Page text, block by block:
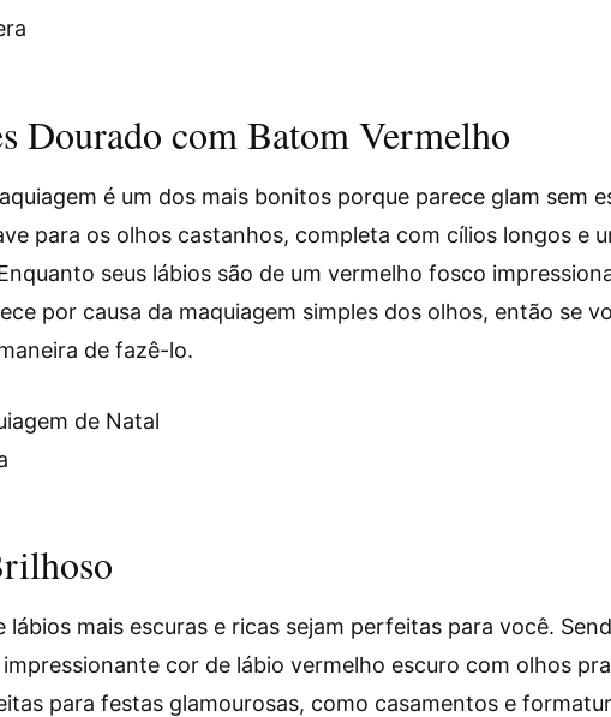
Dourado com Batom Vermelho
é um dos mais bonitos porque parece glam sem
para os olhos castanhos, completa com cílios longos e
seus lábios são de um vermelho fosco
por causa da maquiagem simples dos olhos, então se
de fazê-lo.
lábios mais escuras e ricas sejam perfeitas para você.
cor de lábio vermelho escuro com olhos
para festas glamourosas, como casamentos e